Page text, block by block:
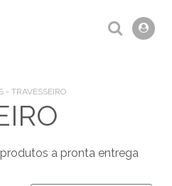
- TRAVESSEIRO
a pronta entrega